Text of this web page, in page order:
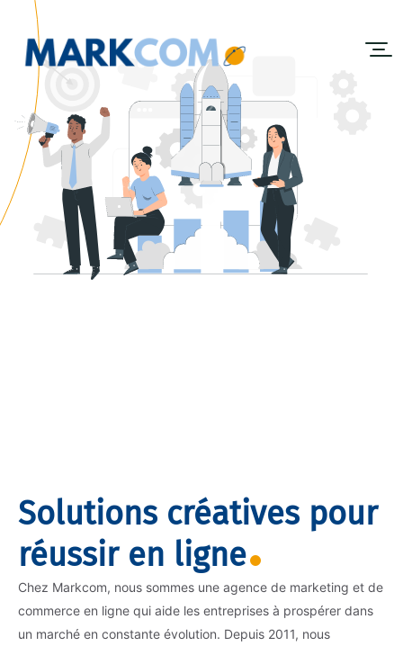
Solutions créatives pour
réussir en ligne
Chez Markcom, nous sommes une agence de marketing et de
commerce en ligne qui aide les entreprises à prospérer dans
un marché en constante évolution. Depuis 2011, nous